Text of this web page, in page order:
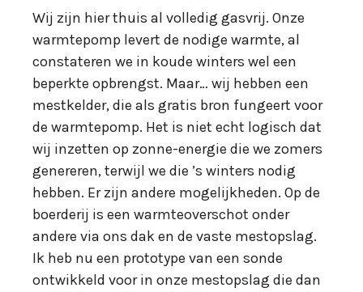
Wij zijn hier thuis al volledig gasvrij. Onze
warmtepomp levert de nodige warmte, al
constateren we in koude winters wel een
beperkte opbrengst. Maar… wij hebben een
mestkelder, die als gratis bron fungeert voor
de warmtepomp. Het is niet echt logisch dat
wij inzetten op zonne-energie die we zomers
genereren, terwijl we die ’s winters nodig
hebben. Er zijn andere mogelijkheden. Op de
boerderij is een warmteoverschot onder
andere via ons dak en de vaste mestopslag.
Ik heb nu een prototype van een sonde
ontwikkeld voor in onze mestopslag die dan